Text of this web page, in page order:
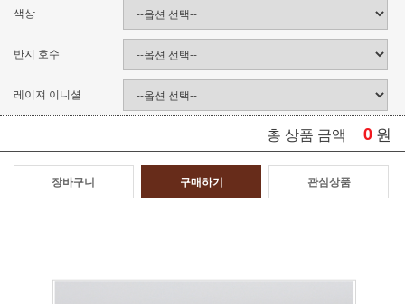
색상
반지 호수
레이져 이니셜
총 상품 금액 0 원
장바구니 구매하기 관심상품